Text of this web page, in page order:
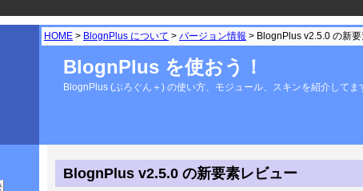
HOME > BlognPlus について > バージョン情報 > BlognPlus v2.5.0 の新
BlognPlus を使おう！
BlognPlus (ぶろぐん＋) の使い方、モジュール、スキンを紹介してま
BlognPlus v2.5.0 の新要素レビュー